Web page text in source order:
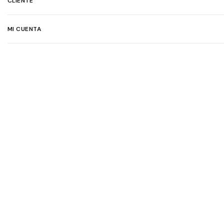
MI CUENTA